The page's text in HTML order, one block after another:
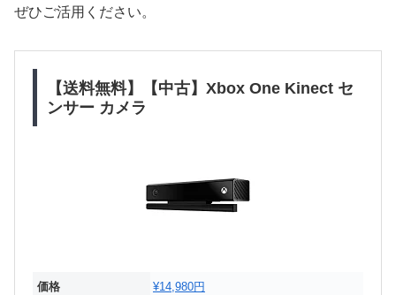
ぜひご活用ください。
【送料無料】【中古】Xbox One Kinect セ
ンサー カメラ
価格 ¥14,980円